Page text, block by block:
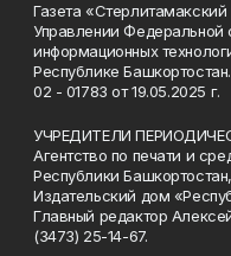
Газета
Управлении Федеральной
информационных
Республике
02 - 01783 от 19.05.2025 г.
УЧРЕДИТЕЛИ
Агентство по печати и
Республики
Издательский дом
Главный редактор
(3473) 25-14-67.